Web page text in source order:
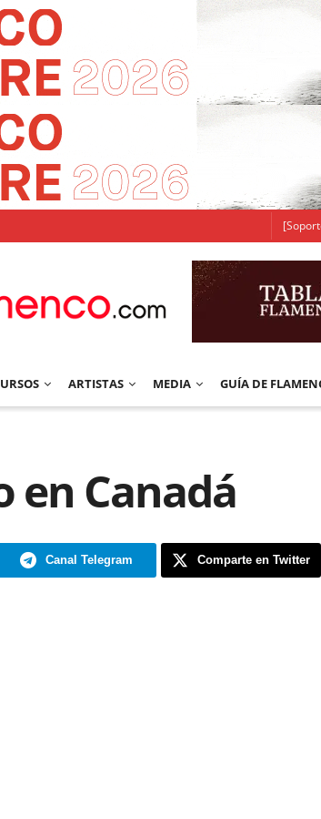
ARTISTAS MEDIA GUÍA DE
en Canadá
Canal Telegram Comparte en Twitter